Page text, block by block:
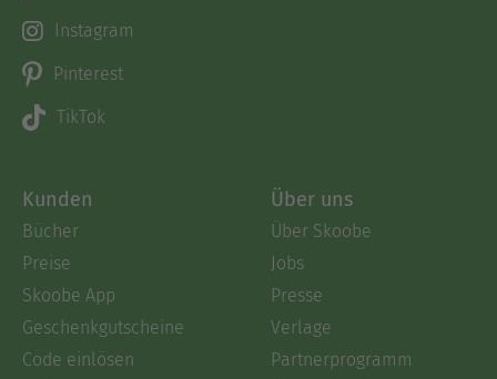
Instagram
Pinterest
TikTok
Kunden
Bücher
Preise
Skoobe App
Geschenkgutscheine
Code einlösen
Über uns
Über Skoobe
Jobs
Presse
Verlage
Partnerprogramm